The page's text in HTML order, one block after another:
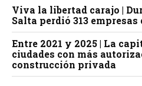
Viva la libertad carajo |
Salta perdió 313
Entre 2021 y 2025 | La
ciudades con más
construcción privada